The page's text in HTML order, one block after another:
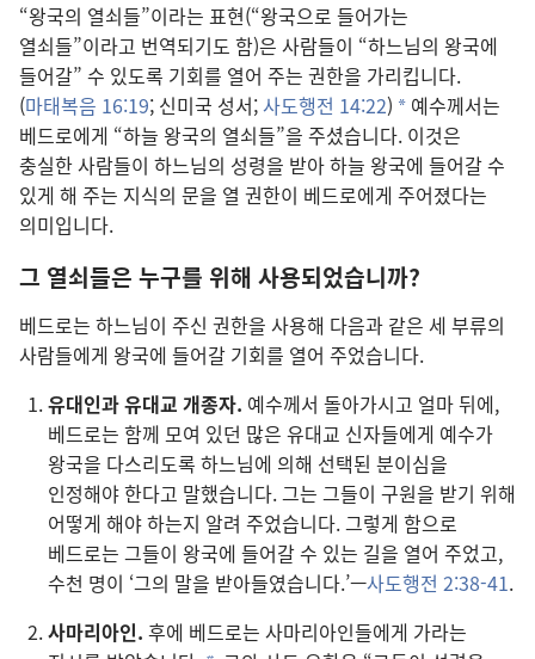
“왕국의 열쇠들”이라는 표현(“왕국으로 들어가는
열쇠들”이라고 번역되기도 함)은 사람들이 “하느님의 왕국에
들어갈” 수 있도록 기회를 열어 주는 권한을 가리킵니다.
(마태복음 16:19; 신미국 성서;사도행전 14:22) a 예수께서는
베드로에게 “하늘 왕국의 열쇠들”을 주셨습니다. 이것은
충실한 사람들이 하느님의 성령을 받아 하늘 왕국에 들어갈 수
있게 해 주는 지식의 문을 열 권한이 베드로에게 주어졌다는
의미입니다.
그 열쇠들은 누구를 위해 사용되었습니까?
베드로는 하느님이 주신 권한을 사용해 다음과 같은 세 부류의
사람들에게 왕국에 들어갈 기회를 열어 주었습니다.
유대인과 유대교 개종자. 예수께서 돌아가시고 얼마 뒤에,
베드로는 함께 모여 있던 많은 유대교 신자들에게 예수가
왕국을 다스리도록 하느님에 의해 선택된 분이심을
인정해야 한다고 말했습니다. 그는 그들이 구원을 받기 위해
어떻게 해야 하는지 알려 주었습니다. 그렇게 함으로
베드로는 그들이 왕국에 들어갈 수 있는 길을 열어 주었고,
수천 명이 ‘그의 말을 받아들였습니다.’—사도행전 2:38-41.
사마리아인. 후에 베드로는 사마리아인들에게 가라는